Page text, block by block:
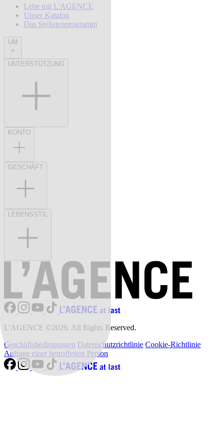
Lebe mit L'AGENCE
Unser Katalog
Das Stylistenprogramm
UM
UNTERSTÜTZUNG
KONTO
GESCHÄFT
LEBENSSTIL
L'AGENCE ©2026. All Rights Reserved.
Geschäftsbedingungen Datenschutzrichtlinie Cookie-Richtlinie
Anfrage einer betroffenen Person